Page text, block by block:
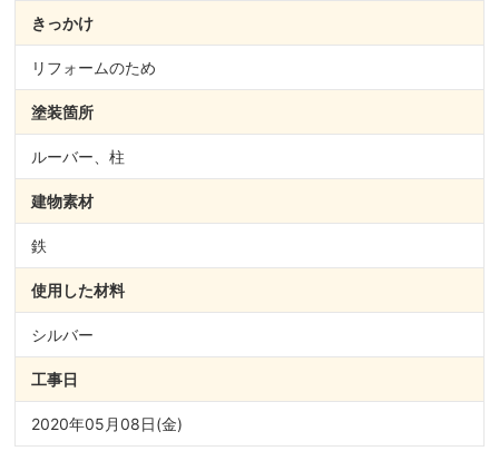
きっかけ
リフォームのため
塗装箇所
ルーバー、柱
建物素材
鉄
使用した材料
シルバー
工事日
2020年05月08日(金)